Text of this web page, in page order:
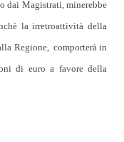
dai Magistrati, minerebbe
la irretroattività della
Regione, comporterà in
di euro a favore della